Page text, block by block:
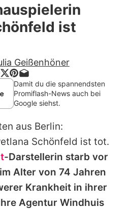
auf Promiflash
runterladen
Team
Richtlinien
verwalten
ist
Geißenhöner
Damit du die spannendsten
Promiflash-News auch bei
Google siehst.
aus Berlin:
Schönfeld ist tot.
-Darstellerin starb vor
Alter von 74 Jahren
Krankheit in ihrer
Agentur Windhuis